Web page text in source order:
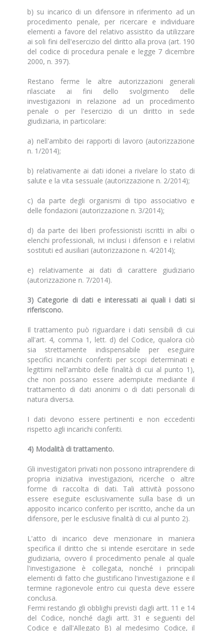
b) su incarico di un difensore in riferimento ad un
procedimento penale, per ricercare e individuare
elementi a favore del relativo assistito da utilizzare
ai soli fini dell'esercizio del diritto alla prova (art. 190
del codice di procedura penale e legge 7 dicembre
2000, n. 397).
Restano ferme le altre autorizzazioni generali
rilasciate ai fini dello svolgimento delle
investigazioni in relazione ad un procedimento
penale o per l'esercizio di un diritto in sede
giudiziaria, in particolare:
a) nell'ambito dei rapporti di lavoro (autorizzazione
n. 1/2014);
b) relativamente ai dati idonei a rivelare lo stato di
salute e la vita sessuale (autorizzazione n. 2/2014);
c) da parte degli organismi di tipo associativo e
delle fondazioni (autorizzazione n. 3/2014);
d) da parte dei liberi professionisti iscritti in albi o
elenchi professionali, ivi inclusi i difensori e i relativi
sostituti ed ausiliari (autorizzazione n. 4/2014);
e) relativamente ai dati di carattere giudiziario
(autorizzazione n. 7/2014).
3) Categorie di dati e interessati ai quali i dati si
riferiscono.
Il trattamento può riguardare i dati sensibili di cui
all'art. 4, comma 1, lett. d) del Codice, qualora ciò
sia strettamente indispensabile per eseguire
specifici incarichi conferiti per scopi determinati e
legittimi nell'ambito delle finalità di cui al punto 1),
che non possano essere adempiute mediante il
trattamento di dati anonimi o di dati personali di
natura diversa.
I dati devono essere pertinenti e non eccedenti
rispetto agli incarichi conferiti.
4) Modalità di trattamento.
Gli investigatori privati non possono intraprendere di
propria iniziativa investigazioni, ricerche o altre
forme di raccolta di dati. Tali attività possono
essere eseguite esclusivamente sulla base di un
apposito incarico conferito per iscritto, anche da un
difensore, per le esclusive finalità di cui al punto 2).
L'atto di incarico deve menzionare in maniera
specifica il diritto che si intende esercitare in sede
giudiziaria, ovvero il procedimento penale al quale
l'investigazione è collegata, nonché i principali
elementi di fatto che giustificano l'investigazione e il
termine ragionevole entro cui questa deve essere
conclusa.
Fermi restando gli obblighi previsti dagli artt. 11 e 14
del Codice, nonché dagli artt. 31 e seguenti del
Codice e dall'Allegato B) al medesimo Codice, il